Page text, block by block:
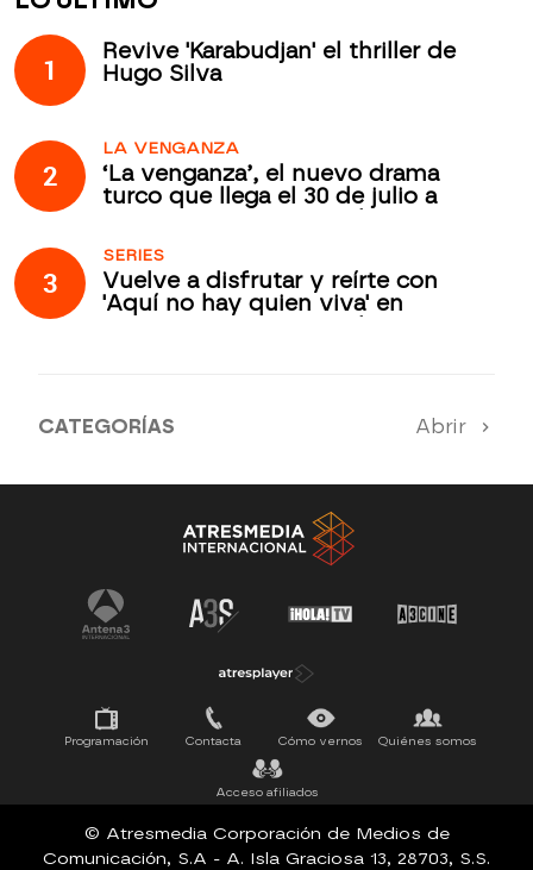
1
Revive 'Karabudjan' el thriller de
Hugo Silva
2
LA VENGANZA
‘La venganza’, el nuevo drama
turco que llega el 30 de julio a
3
SERIES
Vuelve a disfrutar y reírte con
'Aquí no hay quien viva' en
CATEGORÍAS Abrir
SERIES 100% EN ESPAÑOL ESTRENOS
SUEÑOS DE LIBERTAD
Programación Contacta Cómo vernos Quiénes somos
Acceso afiliados
© Atresmedia Corporación de Medios de
Comunicación, S.A - A. Isla Graciosa 13, 28703, S.S.